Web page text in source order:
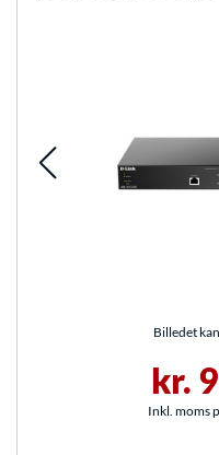
Billedet
kr.
Inkl. moms